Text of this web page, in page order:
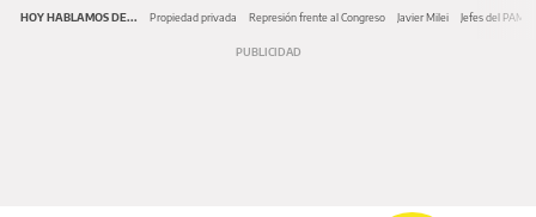
HOY HABLAMOS DE... Propiedad privada Represión frente al Congreso Javier Milei Jefes del PAMI